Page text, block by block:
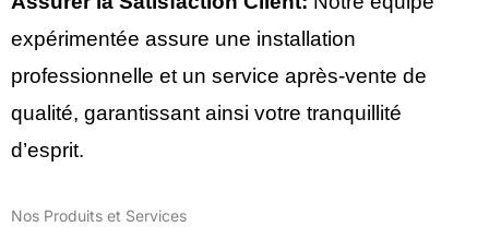
expérimentée assure une installation
professionnelle et un service après-vente de
qualité, garantissant ainsi votre tranquillité
d’esprit.
Nos Produits et Services